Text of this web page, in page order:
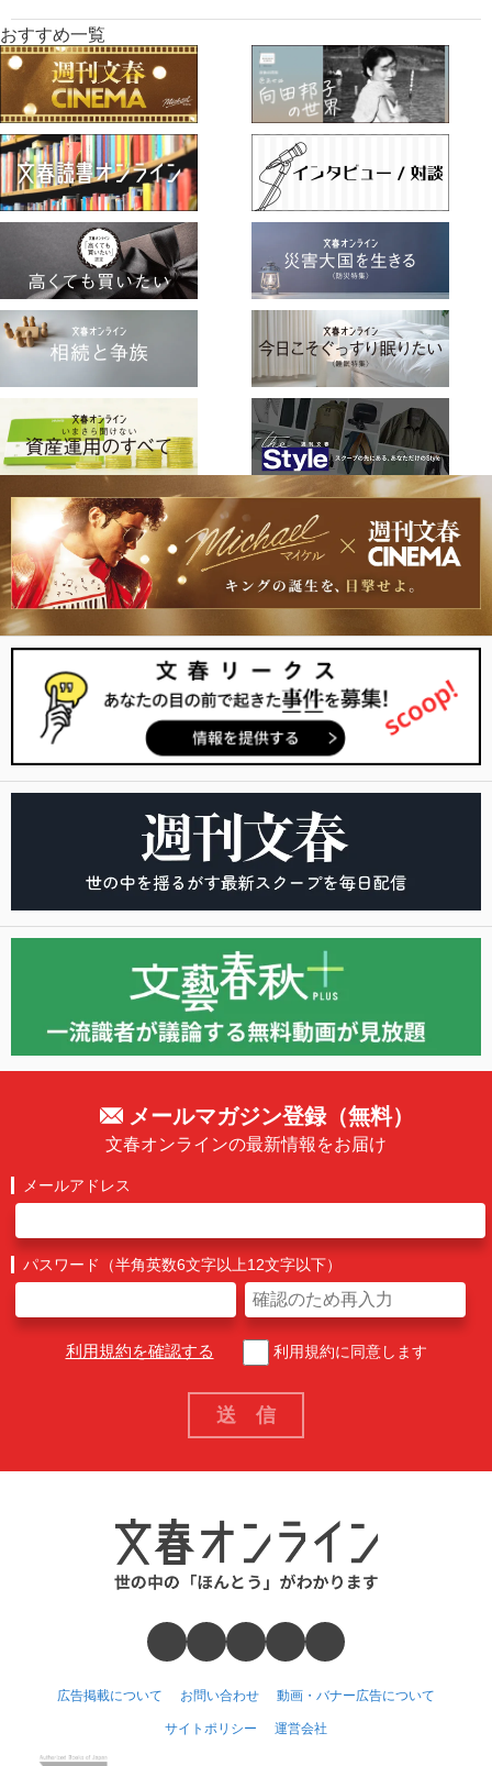
おすすめ一覧
メールマガジン登録（無料）
文春オンラインの最新情報をお届け
メールアドレス
パスワード（半角英数6文字以上12文字以下）
利用規約を確認する 利用規約に同意します
広告掲載について お問い合わせ 動画・バナー広告について
サイトポリシー 運営会社